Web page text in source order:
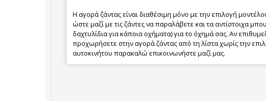
Η αγορά ζάντας είναι διαθέσιμη μόνο με την επιλογή
ώστε μαζί με τις ζάντες να παραλάβετε και τα αντίστοιχα
δαχτυλίδια για κάποια οχήματα) για το όχημά σας. Αν
προχωρήσετε στην αγορά ζάντας από τη λίστα χωρίς την
αυτοκινήτου παρακαλώ επικοινωνήστε μαζί μας.